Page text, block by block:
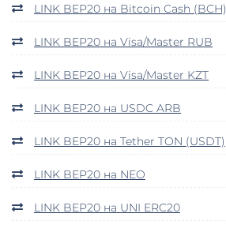
LINK BEP20 на Bitcoin Cash (BCH)
LINK BEP20 на Visa/Master RUB
LINK BEP20 на Visa/Master KZT
LINK BEP20 на USDC ARB
LINK BEP20 на Tether TON (USDT)
LINK BEP20 на NEO
LINK BEP20 на UNI ERC20